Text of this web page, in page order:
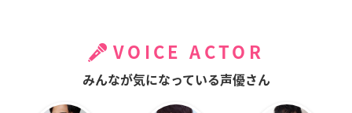
VOICE ACTOR
みんなが気になっている声優さん